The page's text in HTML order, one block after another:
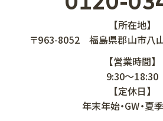
【所在地】
〒963-8052
福島県郡山市八
【営業時間】
9:30～18:30
【定休日】
年末年始・GW・夏